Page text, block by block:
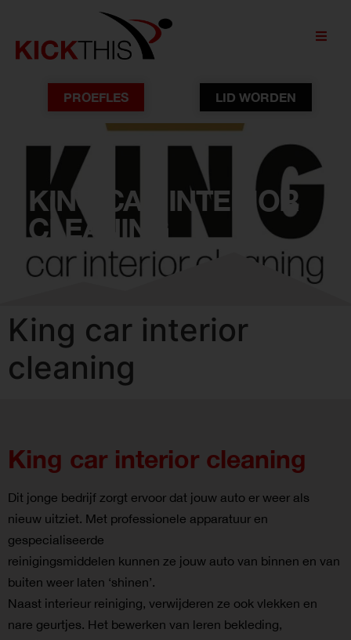
PROEFLES LID WORDEN
KING CAR INTERIOR
CLEANING
King car interior
cleaning
King car interior cleaning
Dit jonge bedrijf zorgt ervoor dat jouw auto er weer als
nieuw uitziet. Met professionele apparatuur en
gespecialiseerde
reinigingsmiddelen kunnen ze jouw auto van binnen en van
buiten weer laten ‘shinen’.
Naast interieur reiniging, verwijderen ze ook vlekken en
nare geurtjes. Het bewerken van leren bekleding,